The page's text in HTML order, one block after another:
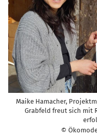
Maike Hamacher,
Grabfeld freut sich mit
©